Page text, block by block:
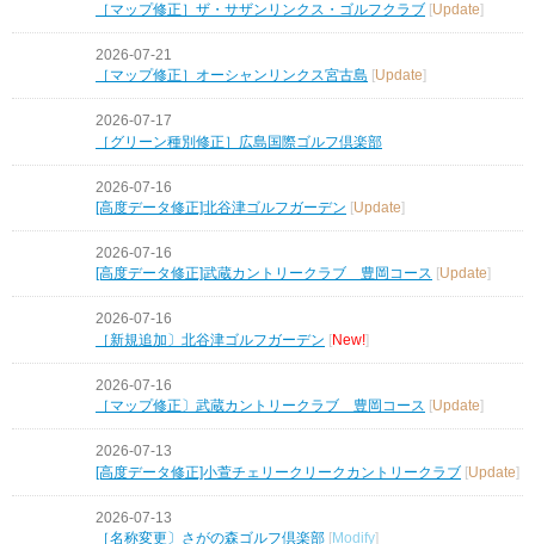
［マップ修正］ザ・サザンリンクス・ゴルフクラブ [Update]
2026-07-21
［マップ修正］オーシャンリンクス宮古島 [Update]
2026-07-17
［グリーン種別修正］広島国際ゴルフ倶楽部
2026-07-16
[高度データ修正]北谷津ゴルフガーデン [Update]
2026-07-16
[高度データ修正]武蔵カントリークラブ 豊岡コース
Update
2026-07-16
［新規追加〕北谷津ゴルフガーデン [New!]
2026-07-16
［マップ修正〕武蔵カントリークラブ 豊岡コース
Update
2026-07-13
[高度データ修正]小萱チェリークリークカントリークラブ [Update]
2026-07-13
［名称変更〕さがの森ゴルフ倶楽部
Modify